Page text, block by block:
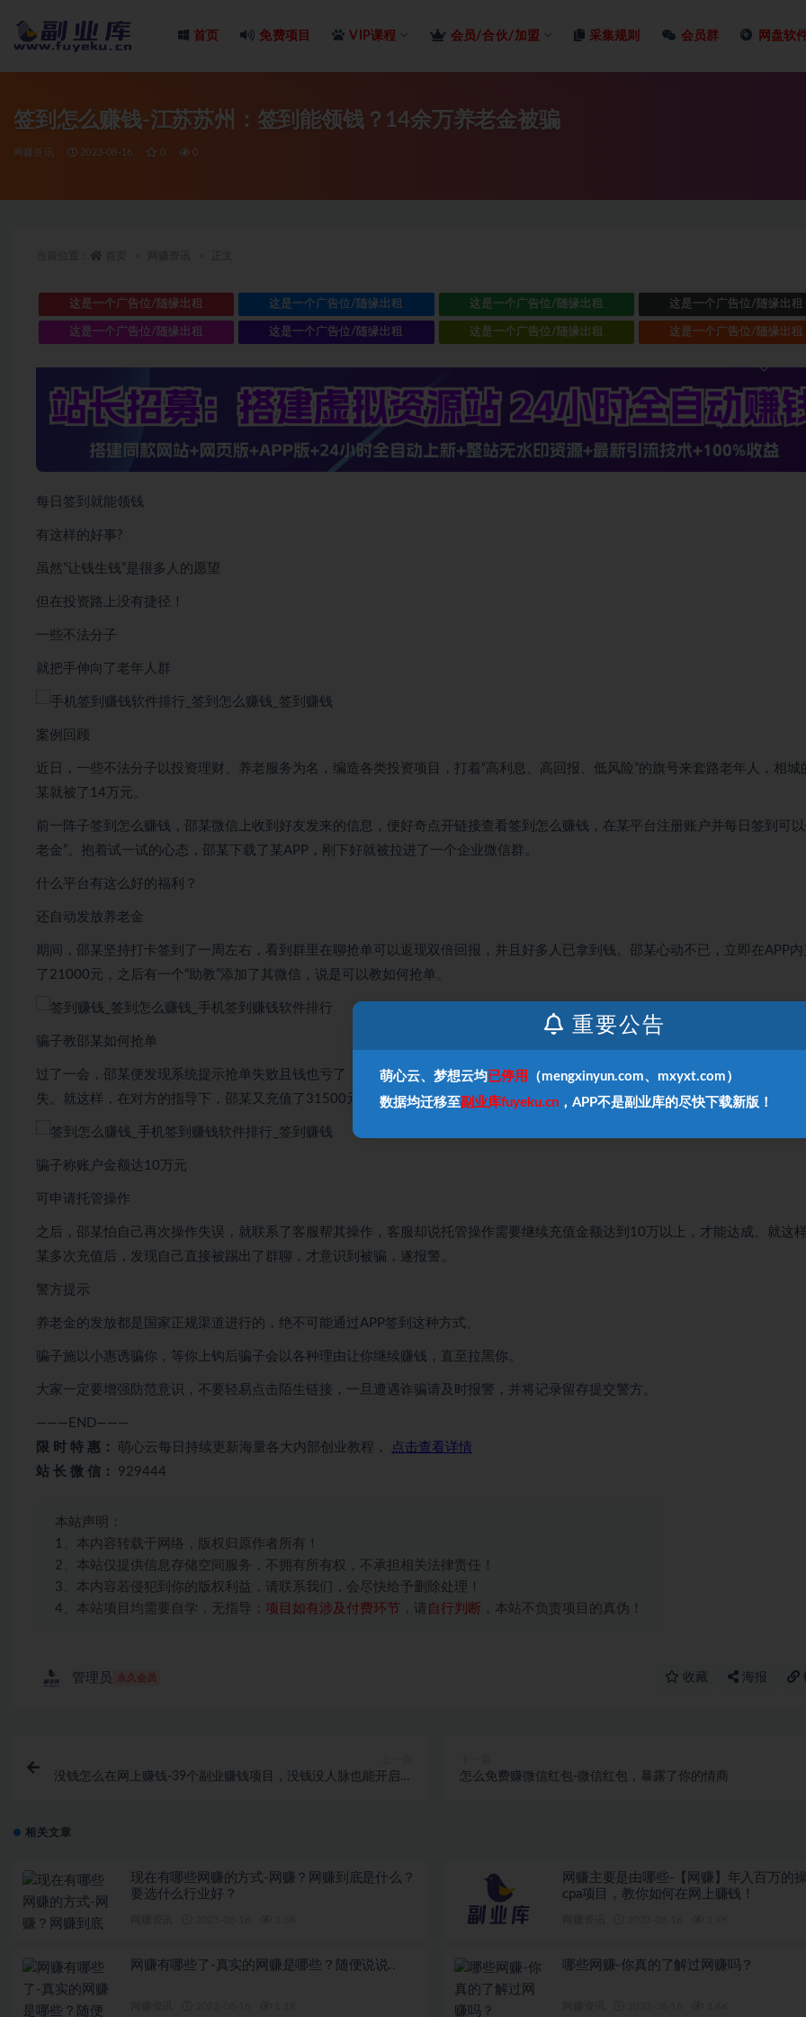
首页 免费项目 VIP课程 会员/合伙/加盟 采集规则 会员群 网盘软
签到怎么赚钱-江苏苏州：签到能领钱？14余万养老金被骗
网赚资讯 2023-08-16 0 0
这是一个广告位/随缘出租 这是一个广告位/随缘出租 这是一个广告位/随缘出租 这是一个广告位/随缘出租
这是一个广告位/随缘出租 这是一个广告位/随缘出租 这是一个广告位/随缘出租 这是一个广告位/随缘出租
每日签到就能领钱
有这样的好事?
虽然“让钱生钱”是很多人的愿望
但在投资路上没有捷径！
一些不法分子
就把手伸向了老年人群
案例回顾
近日，一些不法分子以投资理财、养老服务为名，编造各类投资项目，打着“高利息、高回报、低风险”的旗号来套路老年人，相城
某就被了14万元。
前一阵子签到怎么赚钱，邵某微信上收到好友发来的信息，便好奇点开链接查看签到怎么赚钱，在某平台注册账户并每日签到可以
老金”。抱着试一试的心态，邵某下载了某APP，刚下好就被拉进了一个企业微信群。
什么平台有这么好的福利？
还自动发放养老金
期间，邵某坚持打卡签到了一周左右，看到群里在聊抢单可以返现双倍回报，并且好多人已拿到钱。邵某心动不已，立即在APP内
了21000元，之后有一个“助教”添加了其微信，说是可以教如何抢单。
骗子教邵某如何抢单
过了一会，邵某便发现系统提示抢单失败且钱也亏了，询问客服得知，没有按照规定操作所以才会失败，客服让其继续充值才能
失。就这样，在对方的指导下，邵某又充值了31500元，但是还是和上次一样亏钱了。
骗子称账户金额达10万元
可申请托管操作
之后，邵某怕自己再次操作失误，就联系了客服帮其操作，客服却说托管操作需要继续充值金额达到10万以上，才能达成。就这
某多次充值后，发现自己直接被踢出了群聊，才意识到被骗，遂报警。
警方提示
养老金的发放都是国家正规渠道进行的，绝不可能通过APP签到这种方式。
骗子施以小惠诱骗你，等你上钩后骗子会以各种理由让你继续赚钱，直至拉黑你。
大家一定要增强防范意识，不要轻易点击陌生链接，一旦遭遇诈骗请及时报警，并将记录留存提交警方。
———END———
限 时 特 惠： 萌心云每日持续更新海量各大内部创业教程，
点击查看详情
站 长 微 信： 929444
本站声明：
1、本内容转载于网络，版权归原作者所有！
2、本站仅提供信息存储空间服务，不拥有所有权，不承担相关法律责任！
3、本内容若侵犯到你的版权利益，请联系我们，会尽快给予删除处理！
4、本站项目均需要自学，无指导； 项目如有涉及付费环节 ，请 自行判断 ，本站不负责项目的真伪！
管理员 永久会员 收藏 海报
没钱怎么在网上赚钱-39个副业赚钱项目，没钱没人脉也能开启你
怎么免费赚微信红包-微信红包，暴露了你的情商
相关文章
现在有哪些网赚的方式-网赚？网赚到底是什么？
要选什么行业好？
网赚主要是由哪些-【网赚】年入百万的
cpa项目，教你如何在网上赚钱！
网赚有哪些了-真实的网赚是哪些？随便说说.. 哪些网赚-你真的了解过网赚吗？
重要公告
萌心云、梦想云均 已停用
（mengxinyun.com、mxyxt.com）
数据均迁移至副业库fuyeku.cn ，APP不是副业库的尽快下载新版！